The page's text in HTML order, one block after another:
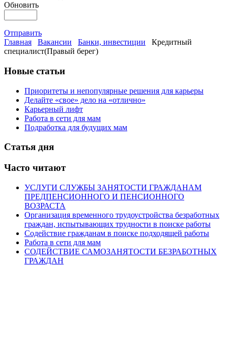
Обновить
Отправить
Главная
Вакансии Банки, инвестиции
Кредитный
специалист(Правый берег)
Новые статьи
Приоритеты и непопулярные решения для карьеры
Делайте «свое» дело на «отлично»
Карьерный лифт
Работа в сети для мам
Подработка для будущих мам
Статья дня
Часто читают
УСЛУГИ СЛУЖБЫ ЗАНЯТОСТИ ГРАЖДАНАМ
ПРЕДПЕНСИОННОГО И ПЕНСИОННОГО
ВОЗРАСТА
Организация временного трудоустройства безработных
граждан, испытывающих трудности в поиске работы
Содействие гражданам в поиске подходящей работы
Работа в сети для мам
СОДЕЙСТВИЕ САМОЗАНЯТОСТИ БЕЗРАБОТНЫХ
ГРАЖДАН